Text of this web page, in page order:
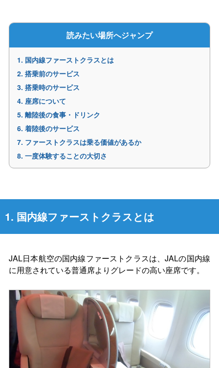
読みたい場所へジャンプ
1. 国内線ファーストクラスとは
2. 搭乗前のサービス
3. 搭乗時のサービス
4. 座席について
5. 離陸後の食事・ドリンク
6. 着陸後のサービス
7. ファーストクラスは乗る価値があるか
8. 一度体験することの大切さ
1. 国内線ファーストクラスとは
JAL日本航空の国内線ファーストクラスは、JALの国内線
に用意されている普通席よりグレードの高い座席です。